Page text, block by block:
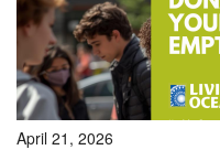
Passez à l'action
April 21, 2026